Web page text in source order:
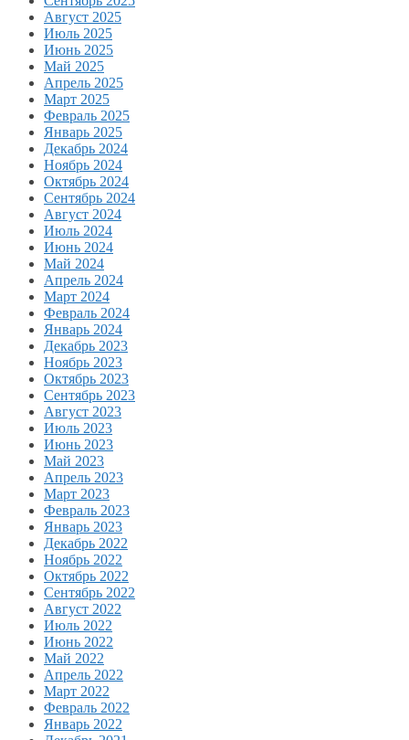
Август 2025
Июль 2025
Июнь 2025
Май 2025
Апрель 2025
Март 2025
Февраль 2025
Январь 2025
Декабрь 2024
Ноябрь 2024
Октябрь 2024
Сентябрь 2024
Август 2024
Июль 2024
Июнь 2024
Май 2024
Апрель 2024
Март 2024
Февраль 2024
Январь 2024
Декабрь 2023
Ноябрь 2023
Октябрь 2023
Сентябрь 2023
Август 2023
Июль 2023
Июнь 2023
Май 2023
Апрель 2023
Март 2023
Февраль 2023
Январь 2023
Декабрь 2022
Ноябрь 2022
Октябрь 2022
Сентябрь 2022
Август 2022
Июль 2022
Июнь 2022
Май 2022
Апрель 2022
Март 2022
Февраль 2022
Январь 2022